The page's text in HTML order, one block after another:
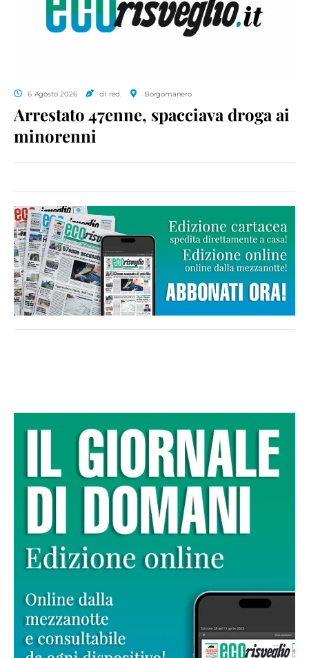
6 Agosto 2026 di red. Borgomanero
Arrestato 47enne, spacciava droga ai
minorenni